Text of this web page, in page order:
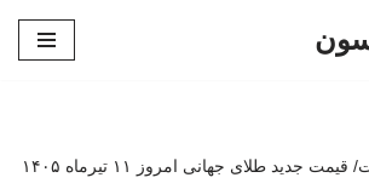
جدید طلای جهانی امروز ۱۱ تیرماه ۱۴۰۵